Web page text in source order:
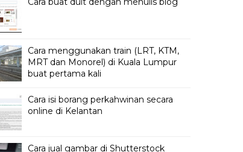
Cara menggunakan train (LRT, KTM,
MRT dan Monorel) di Kuala Lumpur
buat pertama kali
Cara isi borang perkahwinan secara
online di Kelantan
Cara jual gambar di Shutterstock